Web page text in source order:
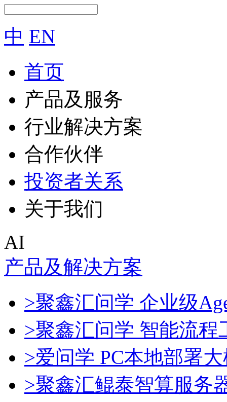
中 EN
首页
产品及服务
行业解决方案
合作伙伴
投资者关系
关于我们
AI
产品及解决方案
>聚鑫汇问学 企业级
>聚鑫汇问学 智能流程
>爱问学 PC本地部署
>聚鑫汇鲲泰智算服务